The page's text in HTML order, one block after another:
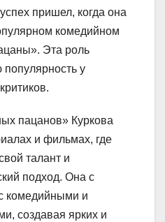
пришел, когда она
комедийном
Эта роль
у
пацанов» Куркова
и фильмах, где
талант и
подход. Она с
комедийными и
создавая ярких и